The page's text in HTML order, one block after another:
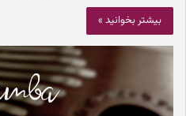
بیشتر بخوانید »